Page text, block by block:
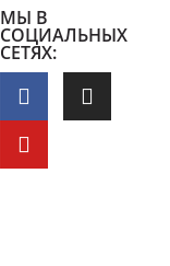
МЫ В
СОЦИАЛЬНЫХ
СЕТЯХ: